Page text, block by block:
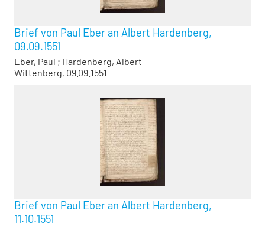
Brief von Paul Eber an Albert Hardenberg,
09.09.1551
Eber, Paul ; Hardenberg, Albert
Wittenberg, 09.09.1551
Brief von Paul Eber an Albert Hardenberg,
11.10.1551